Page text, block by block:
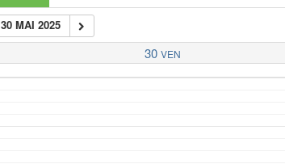
30 MAI 2025
30 VEN